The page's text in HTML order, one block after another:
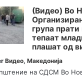
(Видео) Во
група
тепаат
плашат од
Видео,Македонија
на СДСМ Во